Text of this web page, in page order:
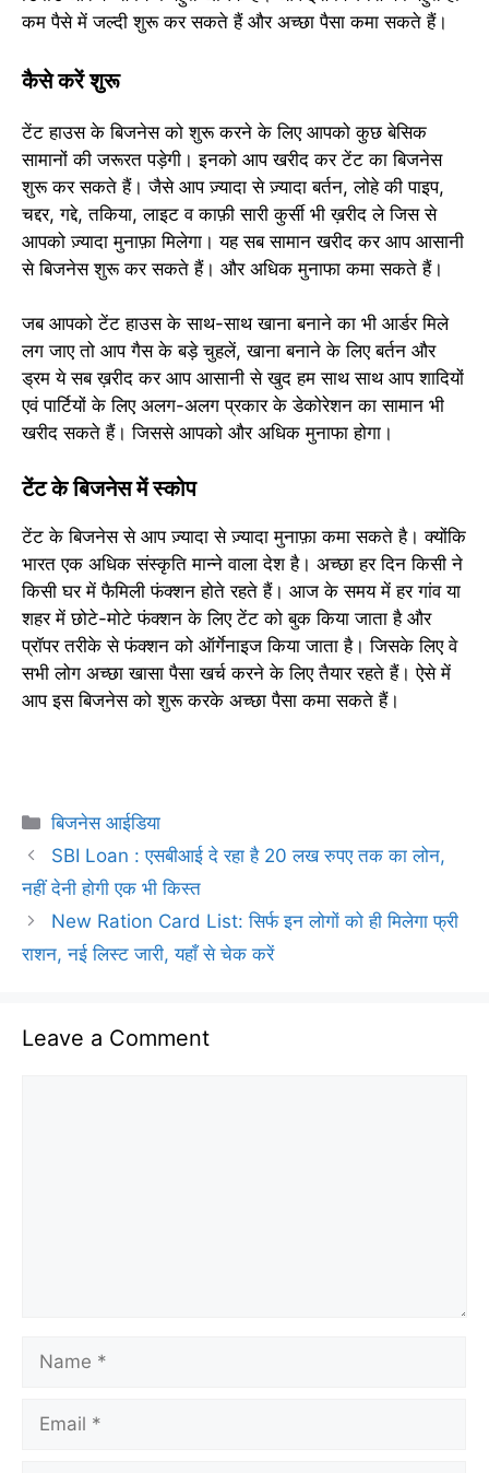
कम पैसे में जल्दी शुरू कर सकते हैं और अच्छा पैसा कमा सकते हैं।
कैसे करें शुरू
टेंट हाउस के बिजनेस को शुरू करने के लिए आपको कुछ बेसिक
सामानों की जरूरत पड़ेगी। इनको आप खरीद कर टेंट का बिजनेस
शुरू कर सकते हैं। जैसे आप ज़्यादा से ज़्यादा बर्तन, लोहे की पाइप,
चद्दर, गद्दे, तकिया, लाइट व काफ़ी सारी कुर्सी भी ख़रीद ले जिस से
आपको ज़्यादा मुनाफ़ा मिलेगा। यह सब सामान खरीद कर आप आसानी
से बिजनेस शुरू कर सकते हैं। और अधिक मुनाफा कमा सकते हैं।
जब आपको टेंट हाउस के साथ-साथ खाना बनाने का भी आर्डर मिले
लग जाए तो आप गैस के बड़े चुहलें, खाना बनाने के लिए बर्तन और
ड्रम ये सब ख़रीद कर आप आसानी से खुद हम साथ साथ आप शादियों
एवं पार्टियों के लिए अलग-अलग प्रकार के डेकोरेशन का सामान भी
खरीद सकते हैं। जिससे आपको और अधिक मुनाफा होगा।
टेंट के बिजनेस में स्कोप
टेंट के बिजनेस से आप ज़्यादा से ज़्यादा मुनाफ़ा कमा सकते है। क्योंकि
भारत एक अधिक संस्कृति मान्ने वाला देश है। अच्छा हर दिन किसी ने
किसी घर में फैमिली फंक्शन होते रहते हैं। आज के समय में हर गांव या
शहर में छोटे-मोटे फंक्शन के लिए टेंट को बुक किया जाता है और
प्रॉपर तरीके से फंक्शन को ऑर्गेनाइज किया जाता है। जिसके लिए वे
सभी लोग अच्छा खासा पैसा खर्च करने के लिए तैयार रहते हैं। ऐसे में
आप इस बिजनेस को शुरू करके अच्छा पैसा कमा सकते हैं।
Categories
बिजनेस आईडिया
SBI Loan : एसबीआई दे रहा है 20 लख रुपए तक का लोन,
नहीं देनी होगी एक भी किस्त
New Ration Card List: सिर्फ इन लोगों को ही मिलेगा फ्री
राशन, नई लिस्ट जारी, यहाँ से चेक करें
Leave a Comment
Name
Email